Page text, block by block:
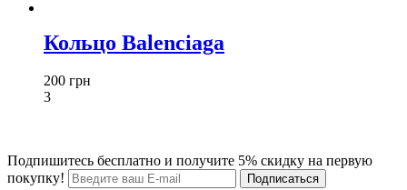
Кольцо Balenciaga
200 грн
3
Подпишитесь бесплатно и получите 5% скидку на первую
покупку!